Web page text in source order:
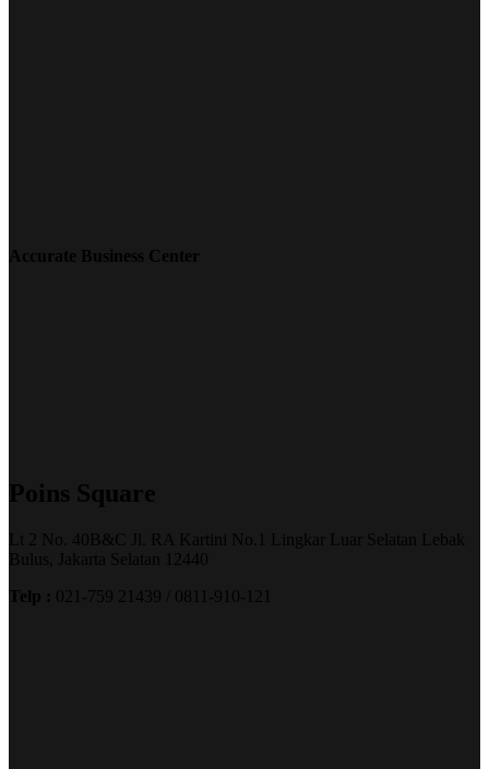
Accurate Business Center
Poins Square
Lt 2 No. 40B&C Jl. RA Kartini No.1 Lingkar Luar Selatan Lebak
Bulus, Jakarta Selatan 12440
Telp : 021-759 21439 / 0811-910-121